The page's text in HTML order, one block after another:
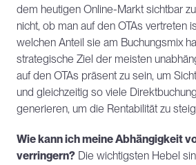
dem heutigen Online-Markt sichtbar
nicht, ob man auf den OTAs vertreten
welchen Anteil sie am Buchungsmix
strategische Ziel der meisten
auf den OTAs präsent zu sein, um
und gleichzeitig so viele
generieren, um die Rentabilität zu
Wie kann ich meine Abhängigkeit
verringern? Die wichtigsten Hebel